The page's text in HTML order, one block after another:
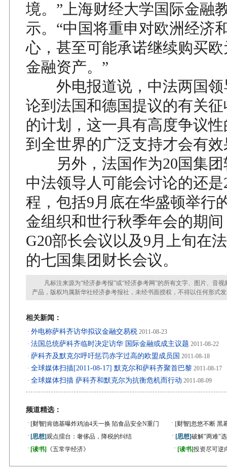
境。”上海财经大学国际金融
示。“中国将重申对欧洲经济
心，甚至可能承诺继续购买
金融资产。”
外电报道说，中法两国领
论到法国和德国提议的有关
的计划，这一具有高度争议
到全世界的广泛支持才会有
另外，法国作为20国集团
中法领导人可能会讨论的还
程，包括9月底在华盛顿举行
金组织和世行秋季年会的期
G20部长会议以及9月上旬在
的七国集团财长会议。
凡标注来源为“经济参考报”或“经济参考网”的所有文字、图片、音视
产品，版权均属新华社经济参考报社，未经书面授权，不得以任何形式
相关新闻：
· 外电称萨科齐访华拟议金融交易税 2011-08-23
· 法国总统萨科齐临时决定访华 国际金融或成主议题 2011-08-22
· 萨科齐及默克尔呼吁惩罚赤字过高的欧盟成员国 2011-08-18
· 全球媒体扫描[2011-08-17] 默克尔和萨科齐聚首巴黎 2011-08-17
· 全球媒体扫描 萨科齐和默克尔为抗衡危机而行动 2011-08-09
频道精选：
· [财智]肯德基曝炸鸡油4天一换 陷食品安全N重门 · [财智]忽悠不断 黑
· [思想]观点擂台：奢侈品，降税的纠结 · [思想]破解"两难"
· [读书] 《五常学经济》 · [读书]投资尽可逆